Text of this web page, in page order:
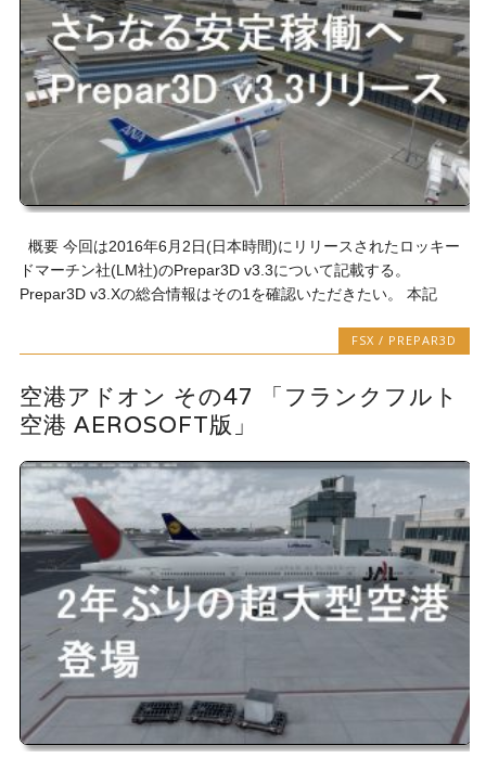
概要 今回は2016年6月2日(日本時間)にリリースされたロッキー
ドマーチン社(LM社)のPrepar3D v3.3について記載する。
Prepar3D v3.Xの総合情報はその1を確認いただきたい。 本記
FSX / PREPAR3D
空港アドオン その47 「フランクフルト
空港 AEROSOFT版」